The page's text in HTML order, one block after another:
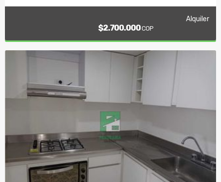
Alquiler
$2.700.000COP